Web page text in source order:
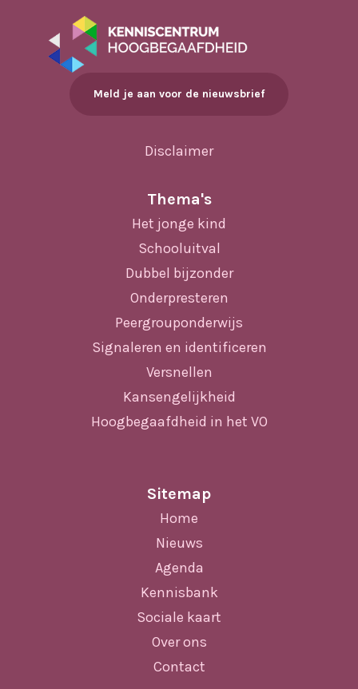
Meld je aan voor de nieuwsbrief
Disclaimer
Thema's
Het jonge kind
Schooluitval
Dubbel bijzonder
Onderpresteren
Peergrouponderwijs
Signaleren en identificeren
Versnellen
Kansengelijkheid
Hoogbegaafdheid in het VO
Sitemap
Home
Nieuws
Agenda
Kennisbank
Sociale kaart
Over ons
Contact